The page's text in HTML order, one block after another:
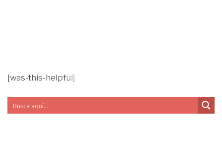
[was-this-helpful]